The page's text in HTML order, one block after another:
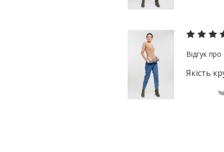
Якість